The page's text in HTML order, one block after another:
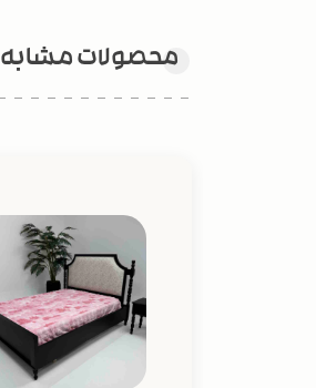
محصولات مشابه